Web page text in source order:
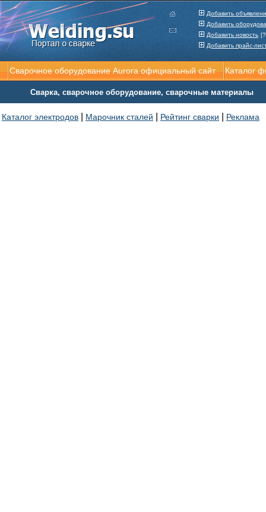
Сварочное оборудование Aurora официальный сайт Каталог
Сварка, сварочное оборудование, сварочные материалы
Каталог электродов Марочник сталей Рейтинг сварки Реклама
Добавить
Добавить
Добавить новость
Добавить прайс-